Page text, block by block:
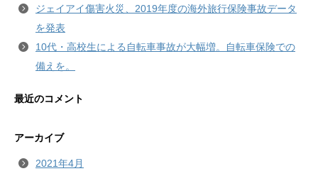
ジェイアイ傷害火災、2019年度の海外旅行保険事故データ
を発表
10代・高校生による自転車事故が大幅増。自転車保険での
備えを。
最近のコメント
アーカイブ
2021年4月